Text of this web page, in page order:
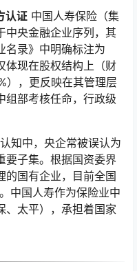
认证 中国人寿保险（集
中央金融企业序列，其
名录》中明确标注为
体现在股权结构上（财
），更反映在其管理层
部考核任命，行政级
知中，央企常被误认为
要子集。根据国资委界
的国有企业，目前全国
中国人寿作为保险业中
、太平），承担着国家